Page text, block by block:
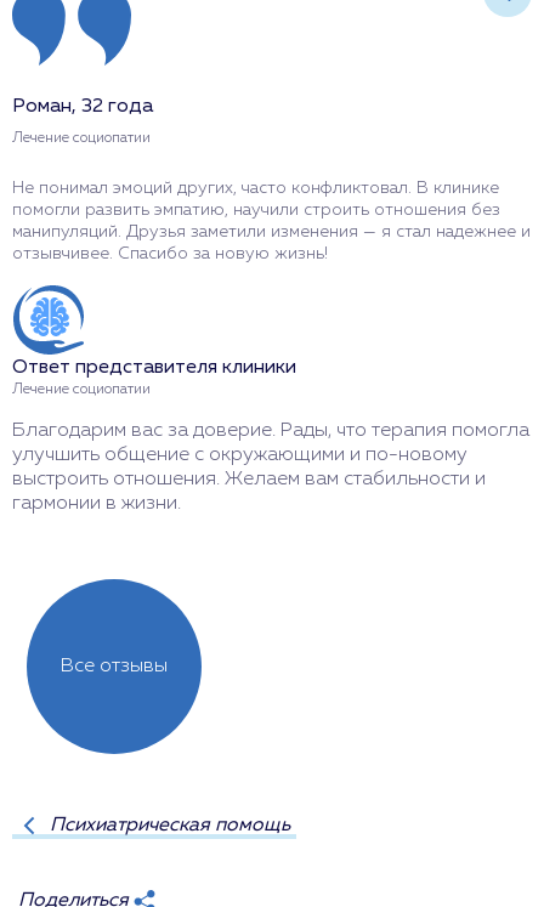
Роман, 32 года
Лечение социопатии
Не понимал эмоций других, часто конфликтовал. В клинике
помогли развить эмпатию, научили строить отношения без
манипуляций. Друзья заметили изменения — я стал надежнее и
отзывчивее. Спасибо за новую жизнь!
Ответ представителя клиники
Лечение социопатии
Благодарим вас за доверие. Рады, что терапия помогла
улучшить общение с окружающими и по-новому
выстроить отношения. Желаем вам стабильности и
гармонии в жизни.
Все отзывы
Психиатрическая помощь
Поделиться